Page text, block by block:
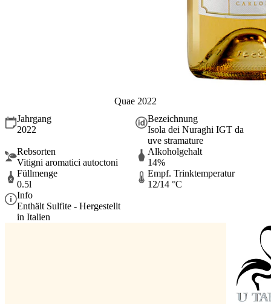
Quae 2022
Jahrgang
2022
Bezeichnung
Isola dei Nuraghi IGT da
uve stramature
Rebsorten
Vitigni aromatici autoctoni
Alkoholgehalt
14%
Füllmenge
0.5l
Empf. Trinktemperatur
12/14 °C
Info
Enthält Sulfite - Hergestellt
in Italien